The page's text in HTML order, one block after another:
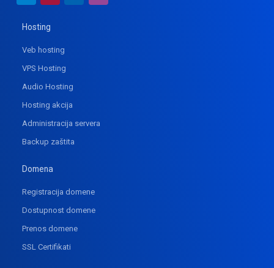
Hosting
Veb hosting
VPS Hosting
Audio Hosting
Hosting akcija
Administracija servera
Backup zaštita
Domena
Registracija domene
Dostupnost domene
Prenos domene
SSL Certifikati